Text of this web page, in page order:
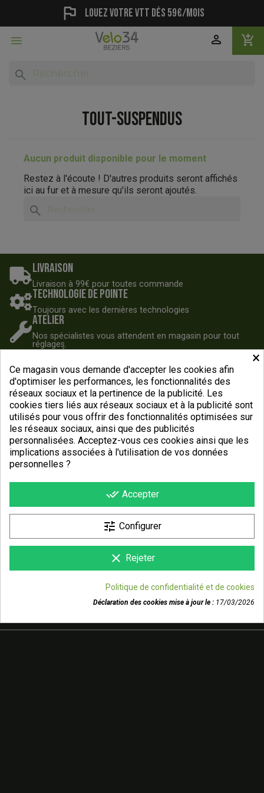
flag Louez votre vtt dés 59€/mois
 add_shopping_cart
person
search
TOUT-SUSPENDUS
Aucun produit disponible pour le moment
Restez à l'écoute ! D'autres produits seront affichés
ici au fur et à mesure qu'ils seront ajoutés.
search
Livraison
Livraison à 99€ pour toutes commande
Technologie de pointe
Toujours avec les dernières technologies
Atelier
Nos spécialistes vous attendent en magasin pour tout
réglages.
Nos spécialistes
Contactez nos spécialistes dès 9h30
Du Lundi au Samedi
NOTRE SOCIÉTÉ 
VOTRE COMPTE 
keyboard_arrow_down
×
Ce magasin vous demande d'accepter les cookies afin
d'optimiser les performances, les fonctionnalités des
réseaux sociaux et la pertinence de la publicité. Les
cookies tiers liés aux réseaux sociaux et à la publicité sont
utilisés pour vous offrir des fonctionnalités optimisées sur
les réseaux sociaux, ainsi que des publicités
personnalisées. Acceptez-vous ces cookies ainsi que les
implications associées à l'utilisation de vos données
personnelles ?
done_all Accepter
tune Configurer
clear Rejeter
Politique de confidentialité et de cookies
Déclaration des cookies mise à jour le : 17/03/2026